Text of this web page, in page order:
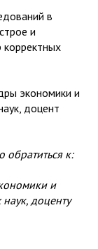
в
и
корректных
экономики и
доцент
к:
и
доценту